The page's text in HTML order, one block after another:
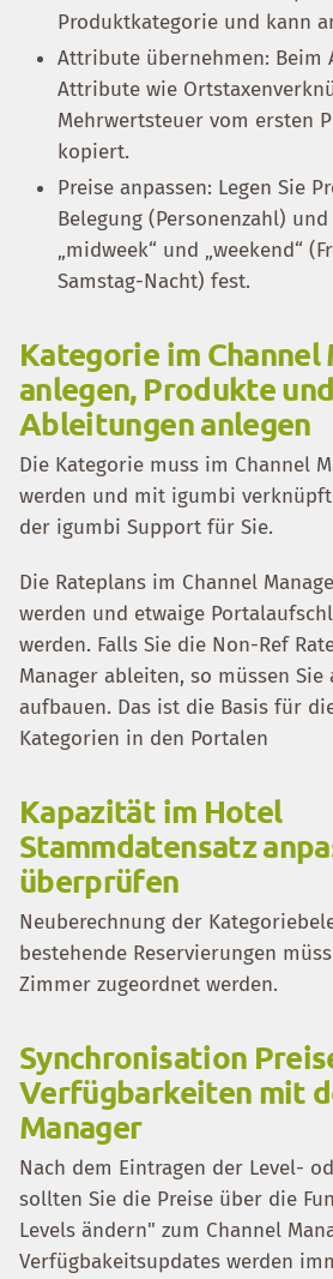
Produktkategorie und kann
Attribute übernehmen: Beim
Attribute wie
Mehrwertsteuer vom ersten
kopiert.
Preise anpassen: Legen Sie
Belegung (Personenzahl)
„midweek“ und „weekend“
Samstag-Nacht) fest.
Kategorie im Channel
anlegen, Produkte
Ableitungen anlegen
Die Kategorie muss im Channel
werden und mit igumbi
der igumbi Support für Sie.
Die Rateplans im Channel
werden und etwaige
werden. Falls Sie die Non-Ref
Manager ableiten, so müssen
aufbauen. Das ist die Basis für
Kategorien in den Portalen
Kapazität im Hotel
Stammdatensatz
überprüfen
Neuberechnung der
bestehende Reservierungen
Zimmer zugeordnet werden.
Synchronisation
Verfügbarkeiten mit
Manager
Nach dem Eintragen der Level-
sollten Sie die Preise über die
Levels ändern" zum Channel
Verfügbakeitsupdates werden